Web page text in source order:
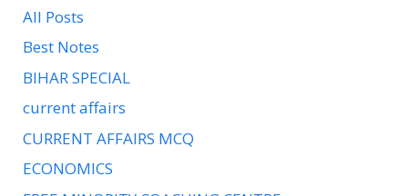
All Posts
Best Notes
BIHAR SPECIAL
current affairs
CURRENT AFFAIRS MCQ
ECONOMICS